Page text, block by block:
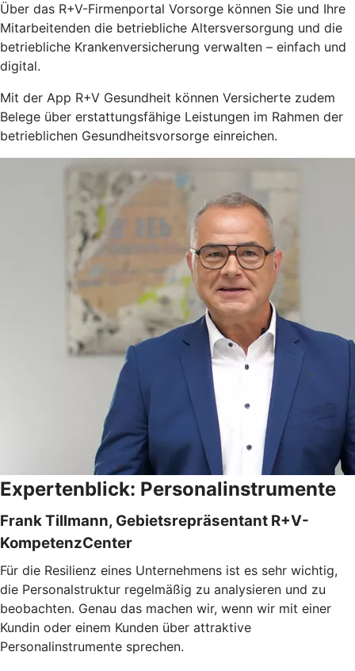
Über das R+V-Firmenportal Vorsorge können Sie und Ihre
Mitarbeitenden die betriebliche Altersversorgung und die
betriebliche Krankenversicherung verwalten – einfach und
digital.
Mit der App R+V Gesundheit können Versicherte zudem
Belege über erstattungsfähige Leistungen im Rahmen der
betrieblichen Gesundheitsvorsorge einreichen.
Expertenblick: Personalinstrumente
Frank Tillmann, Gebietsrepräsentant R+V-
KompetenzCenter
Für die Resilienz eines Unternehmens ist es sehr wichtig,
die Personalstruktur regelmäßig zu analysieren und zu
beobachten. Genau das machen wir, wenn wir mit einer
Kundin oder einem Kunden über attraktive
Personalinstrumente sprechen.